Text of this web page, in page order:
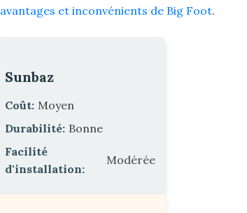
avantages et inconvénients de Big Foot.
Sunbaz
Coût: Moyen
Durabilité: Bonne
Facilité
d'installation:
Modérée